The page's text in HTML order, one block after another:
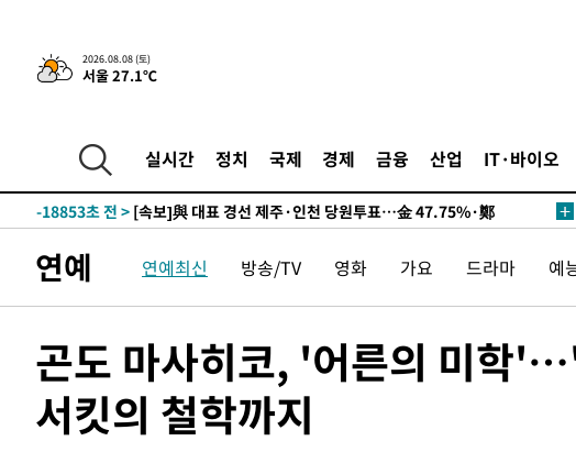
2026.08.08 (토)
서울 27.1℃
실시간 정치 국제 경제 금융 산업 IT·바이오
8시간 전 >[속보]뉴욕증시 상승 마감…S&P 0.6% 나스닥 1.3%↑
한민수·김용 순
-19571초 전 >
[속보]김민석, 與 전대 당원투표 누적 득표율 45.42%로 1위… 정
청래 44.56%
-18853초 전 >[속보]與 대표 경선 제주·인천 당원투표…金 47.75%·鄭
42.08%·宋 10.17%
-18387초 전 > 이강인 "아틀레티코 이적 기뻐…등번호 7번 의미보단 팀 위해 뛸
-18322초 전 >
-12096초 전 >
낮 최고 35도 '무더위'…동해안 시간당 30㎜ '강한 비'[내일날씨]
-11366초 전 >[속보]이강인 "감독님이 원하는 마음 느꼈고, 많은 트로피 원해 아
-11148초 전 >
수도권 40도 육박 '펄펄'…동해안 일부 지역엔 호의주의보
-10117초 전 >온열질환 사망자 3명 늘어…누적 환자 3000명 돌파
-4062초 전 >강릉에 시간당 81.4㎜ 물폭탄…도로 잠기고 담벼락 붕괴
-169초 전 > 백운산서 80년근 천종산삼 9뿌리 발견…감정가 1.3억원
연예 연예최신 방송/TV 영화 가요 드라마 예
곤도 마사히코, '어른의 미학
서킷의 철학까지